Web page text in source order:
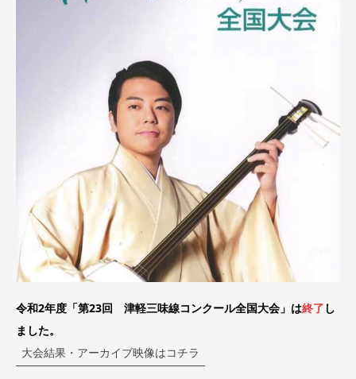
令和2年度「第23回 津軽三味線コンクール全国大会」は終了 し
ました。
大会結果・アーカイブ映像はコチラ